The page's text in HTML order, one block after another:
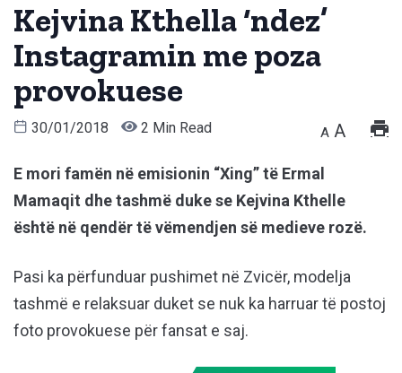
Kejvina Kthella ‘ndez’
Instagramin me poza
provokuese
30/01/2018 2 Min Read A A
E mori famën në emisionin “Xing” të Ermal
Mamaqit dhe tashmë duke se Kejvina Kthelle
është në qendër të vëmendjen së medieve rozë.
Pasi ka përfunduar pushimet në Zvicër, modelja
tashmë e relaksuar duket se nuk ka harruar të postoj
foto provokuese për fansat e saj.